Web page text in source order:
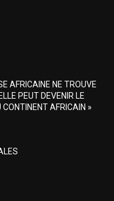
AFRICAINE NE TROUVE
PEUT DEVENIR LE
CONTINENT AFRICAIN »